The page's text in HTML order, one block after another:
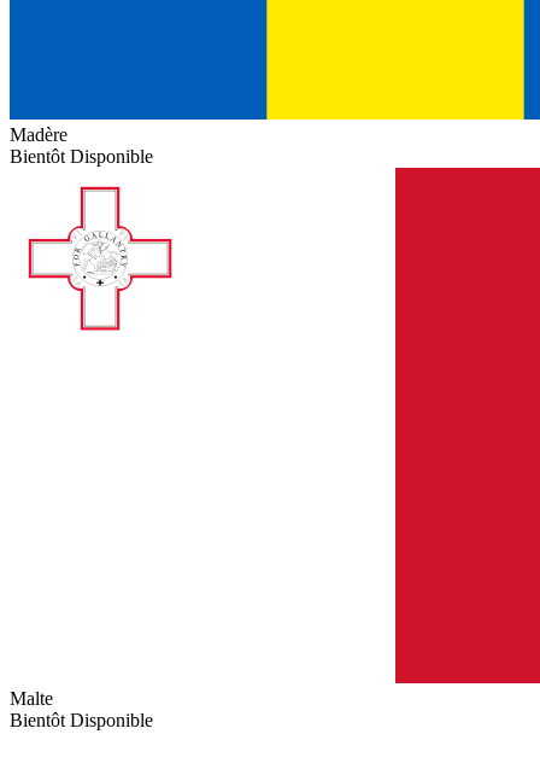
Madère
Bientôt Disponible
Malte
Bientôt Disponible